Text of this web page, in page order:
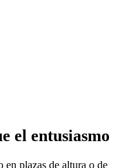
el entusiasmo
plazas de altura o de